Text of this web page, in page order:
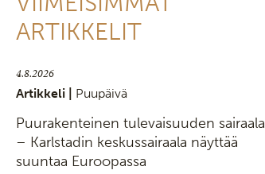
ARTIKKELIT
4.8.2026
Artikkeli | Puupäivä
Puurakenteinen tulevaisuuden sairaala
– Karlstadin keskussairaala näyttää
suuntaa Euroopassa